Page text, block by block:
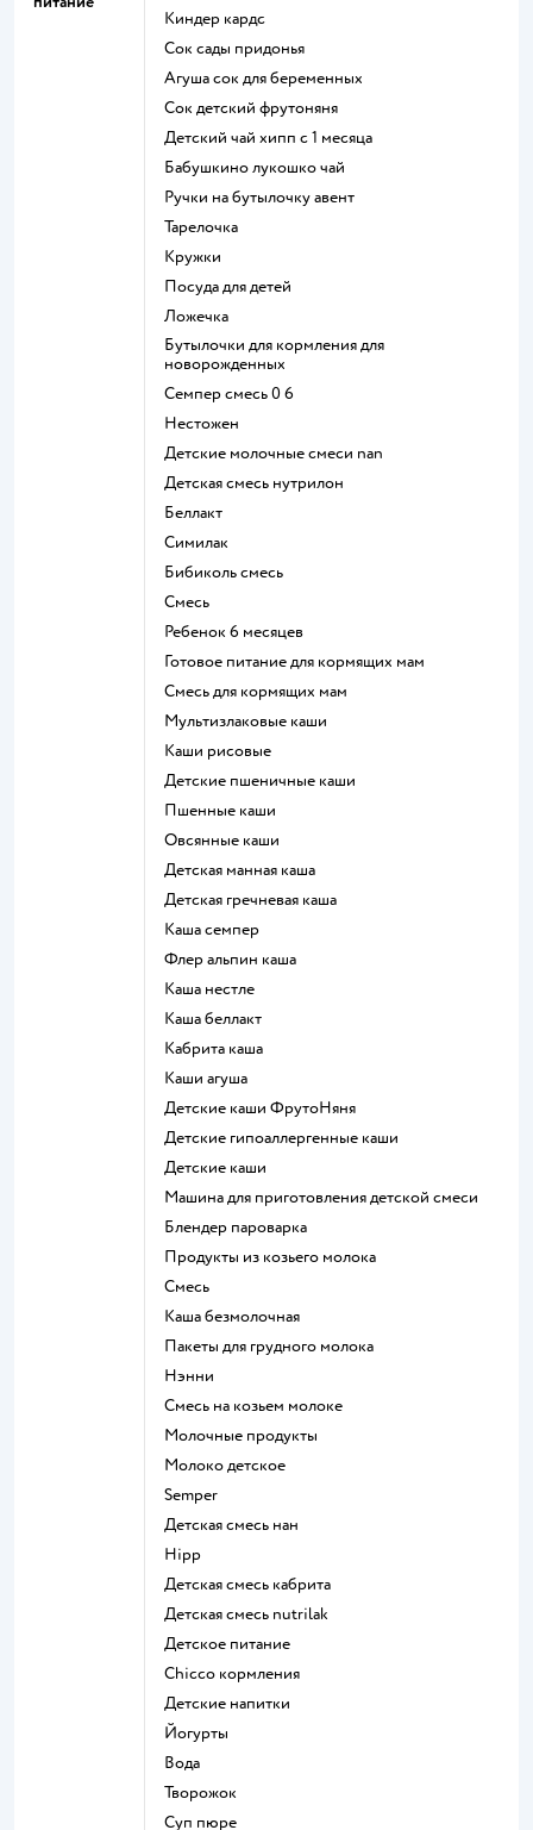
киндер кардс
сок сады придонья
агуша сок для беременных
сок детский фрутоняня
детский чай хипп с 1 месяца
бабушкино лукошко чай
ручки на бутылочку авент
тарелочка
кружки
посуда для детей
ложечка
бутылочки для кормления для
новорожденных
семпер смесь 0 6
нестожен
Детские молочные смеси nan
детская смесь нутрилон
беллакт
симилак
бибиколь смесь
смесь
ребенок 6 месяцев
готовое питание для кормящих мам
смесь для кормящих мам
Мультизлаковые каши
Каши рисовые
Детские пшеничные каши
Пшенные каши
овсянные каши
детская манная каша
детская гречневая каша
каша семпер
флер альпин каша
каша нестле
каша беллакт
кабрита каша
каши агуша
Детские каши ФрутоНяня
Детские гипоаллергенные каши
детские каши
машина для приготовления детской смеси
блендер пароварка
продукты из козьего молока
смесь
каша безмолочная
пакеты для грудного молока
нэнни
смесь на козьем молоке
молочные продукты
молоко детское
semper
детская смесь нан
hipp
детская смесь кабрита
детская смесь nutrilak
детское питание
chicco кормления
детские напитки
йогурты
Вода
творожок
суп пюре